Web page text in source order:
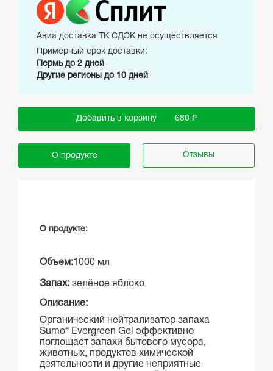
Авиа доставка ТК СДЭК не осуществляется
Примерный срок доставки:
Пермь до 2 дней
Другие регионы до 10 дней
Добавить в корзину 680 ₽
О продукте Отзывы
О продукте:
Объем: 1000 мл
Запах: зелёное яблоко
Описание:
Органический нейтрализатор запаха
Sumo® Evergreen Gel эффективно
поглощает запахи бытового мусора,
животных, продуктов химической
деятельности и другие неприятные